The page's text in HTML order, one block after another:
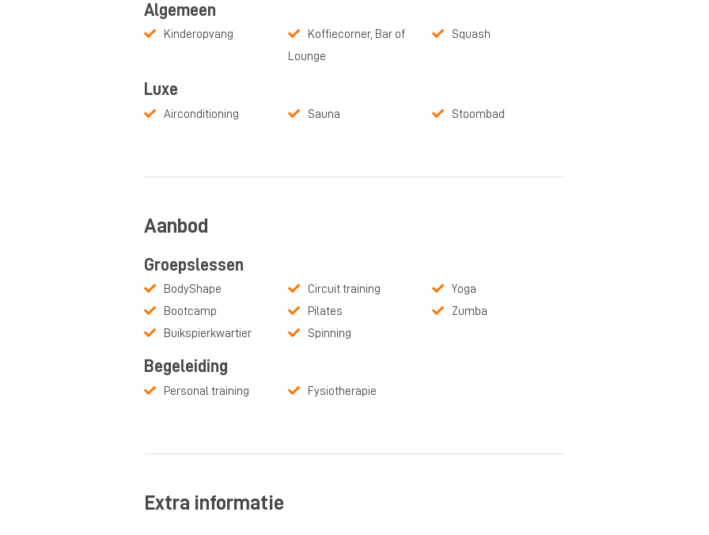
Algemeen
Kinderopvang
Koffiecorner, Bar of
Lounge
Squash
Luxe
Airconditioning Sauna Stoombad
Aanbod
Groepslessen
BodyShape
Bootcamp
Buikspierkwartier
Circuit training
Pilates
Spinning
Yoga
Zumba
Begeleiding
Personal training Fysiotherapie
Extra informatie